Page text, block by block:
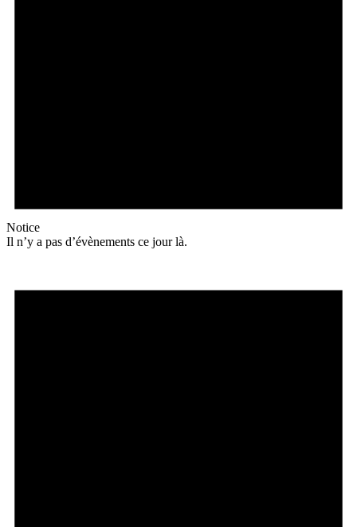
Notice
Il n’y a pas d’évènements ce jour là.